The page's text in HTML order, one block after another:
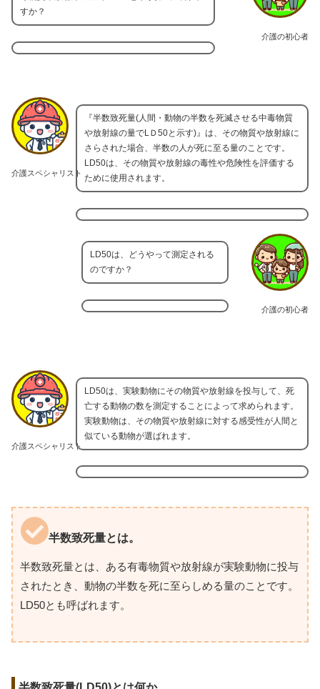
介護の初心者
すか？
介護スペシャリスト
『半数致死量(人間・動物の半数を死滅させる中毒物質
や放射線の量でLＤ50と示す)』は、その物質や放射線に
さらされた場合、半数の人が死に至る量のことです。
LD50は、その物質や放射線の毒性や危険性を評価する
ために使用されます。
介護の初心者
LD50は、どうやって測定される
のですか？
介護スペシャリスト
LD50は、実験動物にその物質や放射線を投与して、死
亡する動物の数を測定することによって求められます。
実験動物は、その物質や放射線に対する感受性が人間と
似ている動物が選ばれます。
半数致死量とは。
半数致死量とは、ある有毒物質や放射線が実験動物に投与
されたとき、動物の半数を死に至らしめる量のことです。
LD50とも呼ばれます。